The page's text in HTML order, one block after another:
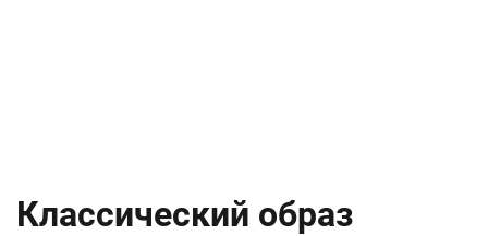
Классический образ